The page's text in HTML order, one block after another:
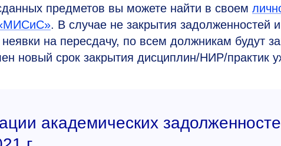
предметов вы можете найти в своем
. В случае не закрытия задолженностей
на пересдачу, по всем должникам будут
новый срок закрытия дисциплин/НИР/практик
академических